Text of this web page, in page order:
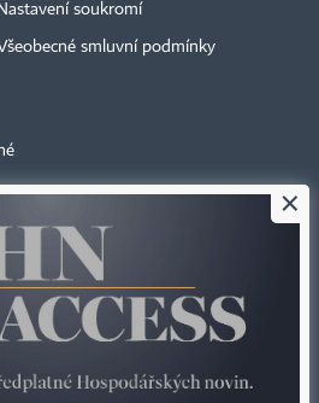
Nastavení soukromí
smluvní podmínky
celku díla, zejména rozmnožování a šíření
nebo elektronickým, v českém nebo
×